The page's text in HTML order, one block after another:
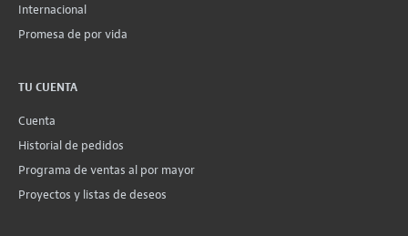
Internacional
Promesa de por vida
TU CUENTA
Cuenta
Historial de pedidos
Programa de ventas al por mayor
Proyectos y listas de deseos